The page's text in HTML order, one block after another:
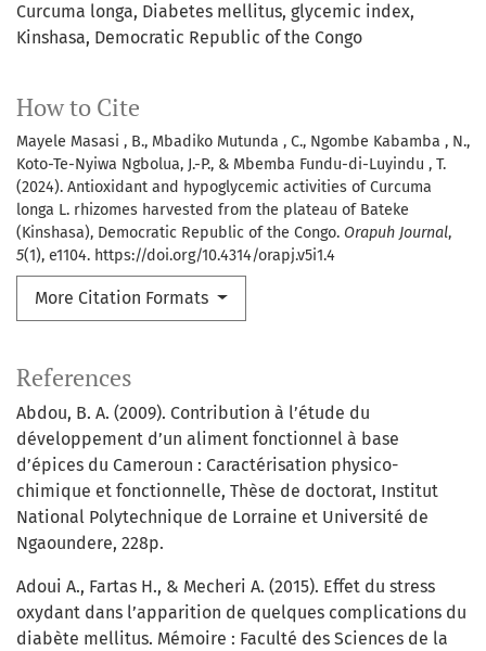
Curcuma longa Diabetes mellitus glycemic index
Kinshasa Democratic Republic of the Congo
How to Cite
Mayele Masasi , B., Mbadiko Mutunda , C., Ngombe Kabamba , N.,
Koto-Te-Nyiwa Ngbolua, J.-P., & Mbemba Fundu-di-Luyindu , T.
(2024). Antioxidant and hypoglycemic activities of Curcuma
longa L. rhizomes harvested from the plateau of Bateke
(Kinshasa), Democratic Republic of the Congo. Orapuh Journal,
5(1), e1104. https://doi.org/10.4314/orapj.v5i1.4
More Citation Formats
References
Abdou, B. A. (2009). Contribution à l’étude du
développement d’un aliment fonctionnel à base
d’épices du Cameroun : Caractérisation physico-
chimique et fonctionnelle, Thèse de doctorat, Institut
National Polytechnique de Lorraine et Université de
Ngaoundere, 228p.
Adoui A., Fartas H., & Mecheri A. (2015). Effet du stress
oxydant dans l’apparition de quelques complications du
diabète mellitus. Mémoire : Faculté des Sciences de la